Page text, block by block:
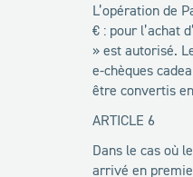
L’opération de
€ : pour l’achat
» est autorisé.
e-chèques
être convertis
ARTICLE 6
Dans le cas où
arrivé en